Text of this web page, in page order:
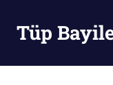
contentTüp